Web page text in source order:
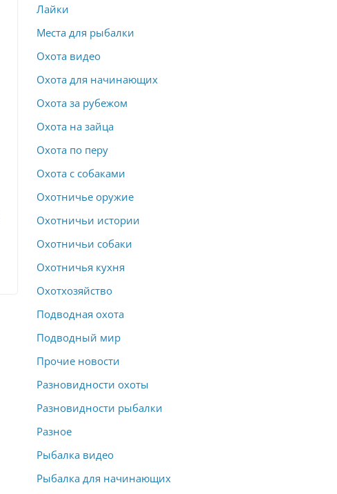
Лайки
Места для рыбалки
Охота видео
Охота для начинающих
Охота за рубежом
Охота на зайца
Охота по перу
Охота с собаками
Охотничье оружие
Охотничьи истории
Охотничьи собаки
Охотничья кухня
Охотхозяйство
Подводная охота
Подводный мир
Прочие новости
Разновидности охоты
Разновидности рыбалки
Разное
Рыбалка видео
Рыбалка для начинающих